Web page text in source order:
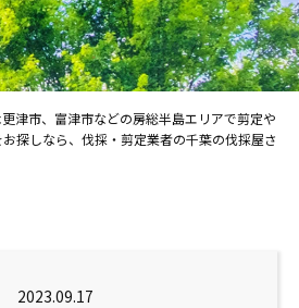
津市、富津市などの房総半島エリアで剪定や
探しなら、伐採・剪定業者の千葉の伐採屋さ
2023.09.17